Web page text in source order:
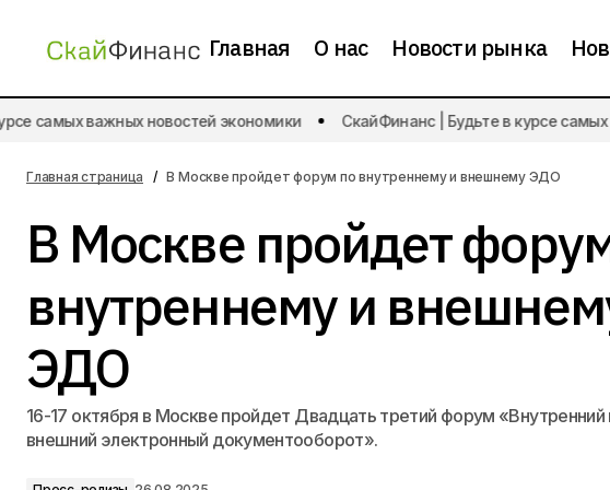
Главная О нас Новости рынка
Займер планирует выплатить
дивиденды за второй квартал 2025
Пресс-релизы В
самых важных новостей экономики СкайФинанс | Будьте в курсе самых
Главная страница В Москве пройдет форум по внутреннему и внешнему ЭДО
В Москве пройдет
внутреннему и
ЭДО
16-17 октября в Москве пройдет Двадцать третий форум «Внутренний
внешний электронный документооборот».